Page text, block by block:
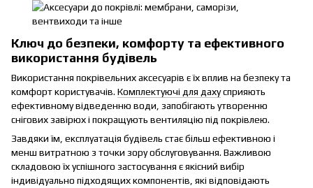
Ключ до безпеки, комфорту та ефективного
використання будівель
Використання покрівельних аксесуарів є їх вплив на безпеку та
комфорт користувачів. Комплектуючі для дахусприяють
ефективному відведенню води, запобігають утворенню
снігових завірюх і покращують вентиляцію під покрівлею.
Завдяки їм, експлуатація будівель стає більш ефективною і
менш витратною з точки зору обслуговування. Важливою
складовою їх успішного застосування є якісний вибір
індивідуально підходящих компонентів, які відповідають